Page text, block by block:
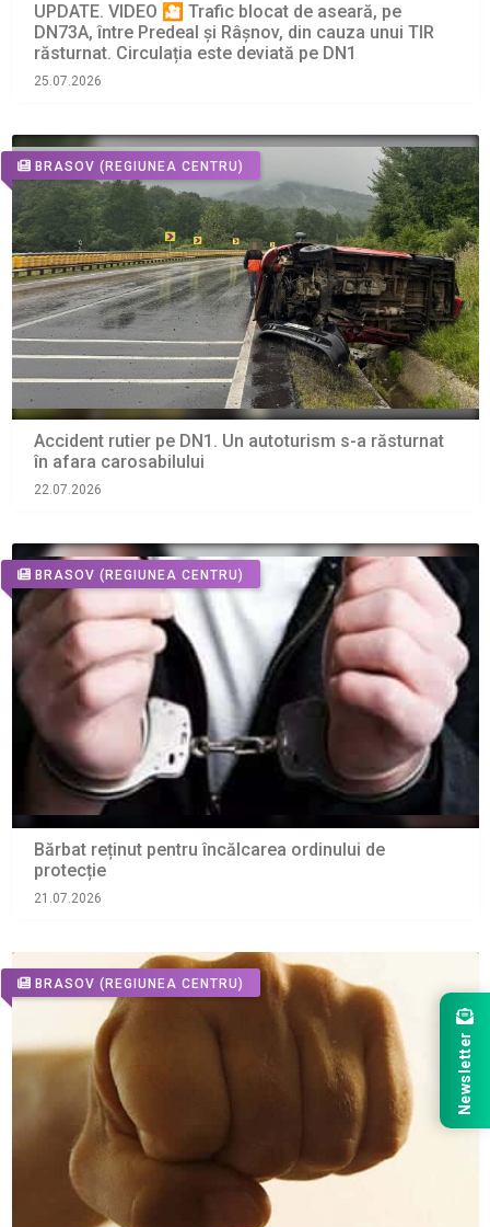
UPDATE. VIDEO 🎦 Trafic blocat de aseară, pe
DN73A, între Predeal și Râșnov, din cauza unui TIR
răsturnat. Circulația este deviată pe DN1
25.07.2026
BRASOV (REGIUNEA CENTRU)
Accident rutier pe DN1. Un autoturism s-a răsturnat
în afara carosabilului
22.07.2026
BRASOV (REGIUNEA CENTRU)
Bărbat reținut pentru încălcarea ordinului de
protecție
21.07.2026
BRASOV (REGIUNEA CENTRU)
Newsletter